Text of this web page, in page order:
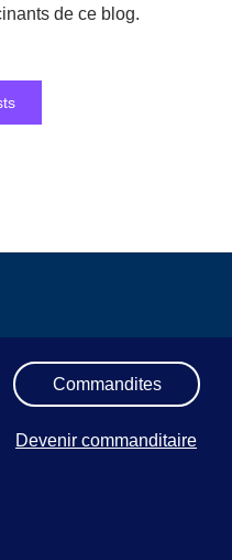
de ce blog.
Commandites
Devenir commanditaire